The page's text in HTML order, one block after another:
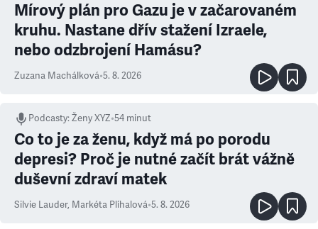
Mírový plán pro Gazu je v začarovaném
kruhu. Nastane dřív stažení Izraele,
nebo odzbrojení Hamásu?
Zuzana Machálková•5. 8. 2026
Podcasty:Ženy XYZ•54 minut
Co to je za ženu, když má po porodu
depresi? Proč je nutné začít brát vážně
duševní zdraví matek
Silvie Lauder, Markéta Plíhalová•5. 8. 2026